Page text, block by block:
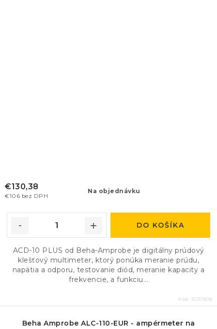
Na objednávku
€106 bez DPH
€130,38
DO KOŠÍKA
ACD-10 PLUS od Beha-Amprobe je digitálny prúdový
klešťový multimeter, ktorý ponúka meranie prúdu,
napätia a odporu, testovanie diód, meranie kapacity a
frekvencie, a funkciu...
Kód: 3037808
Beha Amprobe ALC-110-EUR - ampérmeter na